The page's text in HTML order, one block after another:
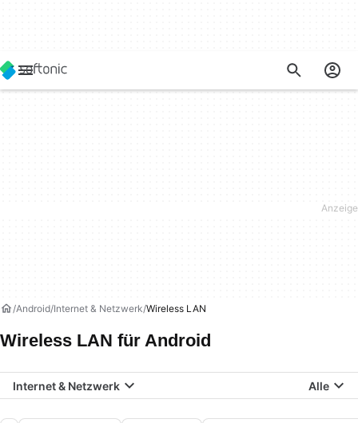
Android Internet & Netzwerk Wireless LAN
Wireless LAN für Android
Internet & Netzwerk Alle